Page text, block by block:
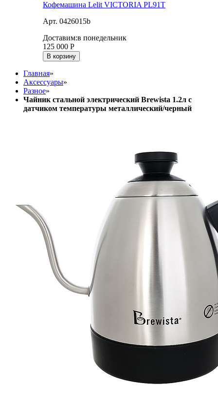
Кофемашина Lelit VICTORIA PL91T
Арт. 0426015b
Доставим:в понедельник
125 000 Р
В корзину
Главная»
Аксессуары»
Разное»
Чайник стальной электрический Brewista 1.2л с
датчиком температуры металлический/черный